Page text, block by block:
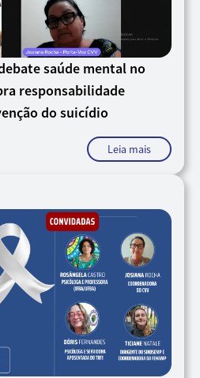
saúde mental no
responsabilidade
do suicídio
Leia mais